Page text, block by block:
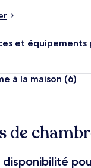
et équipements
à la maison (6)
de